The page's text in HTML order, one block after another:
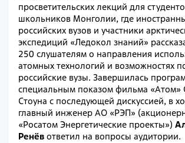
просветительских лекций для
школьников Монголии, где
российских вузов и участники
экспедиций «Ледокол знаний»
250 слушателям о направления
атомных технологий и возможностях
российские вузы. Завершилась
специальным показом фильма «Атом»
Стоуна с последующей дискуссией, в
главный инженер АО «РЭП»
«Росатом Энергетические проекты»)
Ренёв ответил на вопросы аудитории.